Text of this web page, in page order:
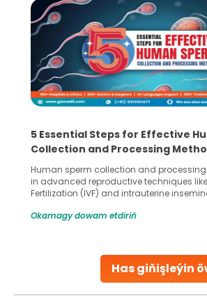
Has giňişleýin
5 Essential Steps for Effective
Collection and Processing
Human sperm collection and
in advanced reproductive techniques
Fertilization (IVF) and intrauterine
challenges and help couples achieve
collected, they process the
Okamagy dowam etdiriň